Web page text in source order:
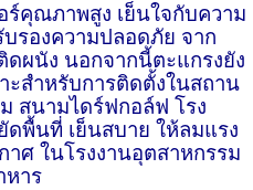
ร์คุณภาพสูง เย็นใจกับความ
รองความปลอดภัย จาก
ผนัง นอกจากนี้ตะแกรงยัง
ะสำหรับการติดตั้งในสถาน
สนามไดร์ฟกอล์ฟ โรง
ดพื้นที่ เย็นสบาย ให้ลมแรง
าศ ในโรงงานอุตสาหกรรม
หาร